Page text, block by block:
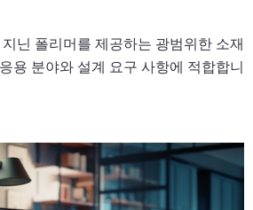
닌 폴리머를 제공하는 광범위한 소재
용 분야와 설계 요구 사항에 적합합니